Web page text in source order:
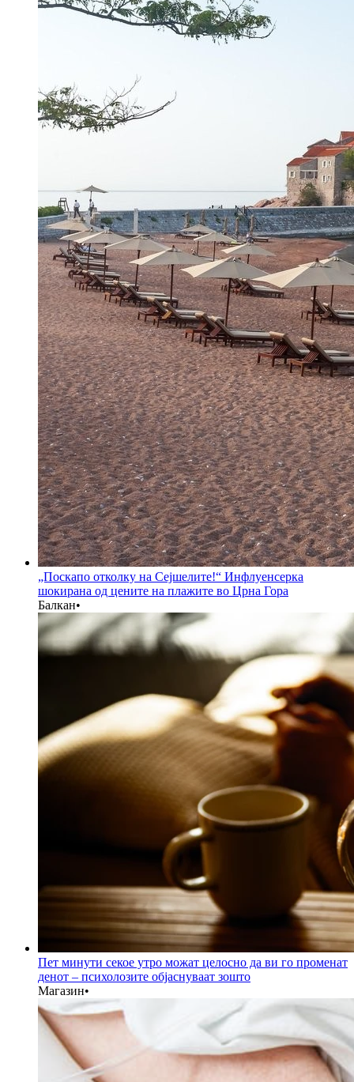
„Поскапо отколку на Сејшелите!“ Инфлуенсерка
шокирана од цените на плажите во Црна Гора
Балкан•
Пет минути секое утро можат целосно да ви го променат
денот – психолозите објаснуваат зошто
Магазин•